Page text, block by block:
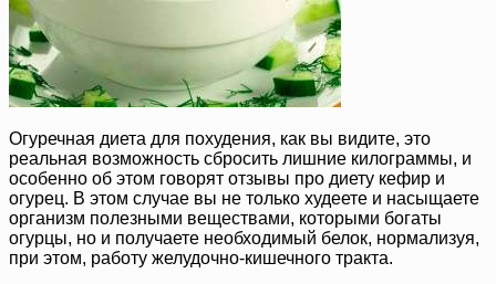
Огуречная диета для похудения, как вы видите, это
реальная возможность сбросить лишние килограммы, и
особенно об этом говорят отзывы про диету кефир и
огурец. В этом случае вы не только худеете и насыщаете
организм полезными веществами, которыми богаты
огурцы, но и получаете необходимый белок, нормализуя,
при этом, работу желудочно-кишечного тракта.